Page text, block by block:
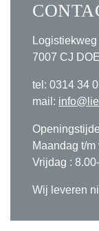
Logistiekweg
7007 CJ
tel: 0314 34
mail:
Maandag t/
Vrijdag :
Wij leveren